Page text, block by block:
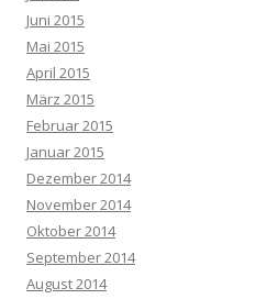
Juni 2015
Mai 2015
April 2015
März 2015
Februar 2015
Januar 2015
Dezember 2014
November 2014
Oktober 2014
September 2014
August 2014